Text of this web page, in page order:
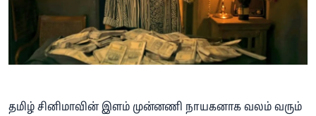
தமிழ் சினிமாவின் இளம் முன்னணி நாயகனாக வலம் வரும்